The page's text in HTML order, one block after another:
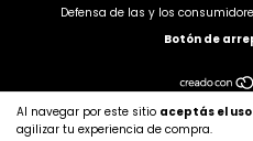
Al navegar por este sitio aceptás el
agilizar tu experiencia de compra.
Defensa de las y los
Botón de